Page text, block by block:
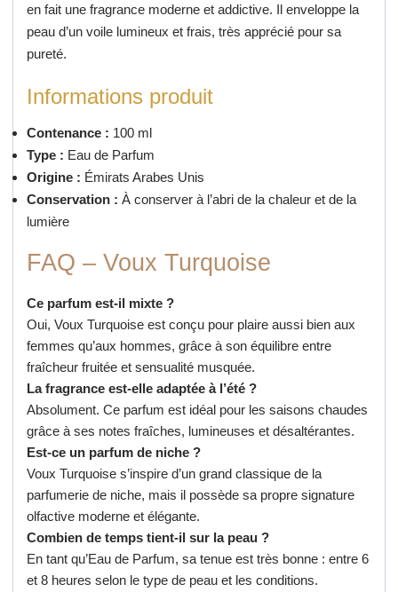
en fait une fragrance moderne et addictive. Il enveloppe la
peau d’un voile lumineux et frais, très apprécié pour sa
pureté.
Informations produit
Contenance : 100 ml
Type : Eau de Parfum
Origine : Émirats Arabes Unis
Conservation : À conserver à l’abri de la chaleur et de la
lumière
FAQ – Voux Turquoise
Ce parfum est-il mixte ?
Oui, Voux Turquoise est conçu pour plaire aussi bien aux
femmes qu’aux hommes, grâce à son équilibre entre
fraîcheur fruitée et sensualité musquée.
La fragrance est-elle adaptée à l’été ?
Absolument. Ce parfum est idéal pour les saisons chaudes
grâce à ses notes fraîches, lumineuses et désaltérantes.
Est-ce un parfum de niche ?
Voux Turquoise s’inspire d’un grand classique de la
parfumerie de niche, mais il possède sa propre signature
olfactive moderne et élégante.
Combien de temps tient-il sur la peau ?
En tant qu’Eau de Parfum, sa tenue est très bonne : entre 6
et 8 heures selon le type de peau et les conditions.